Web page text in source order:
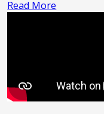
Read More
recibe